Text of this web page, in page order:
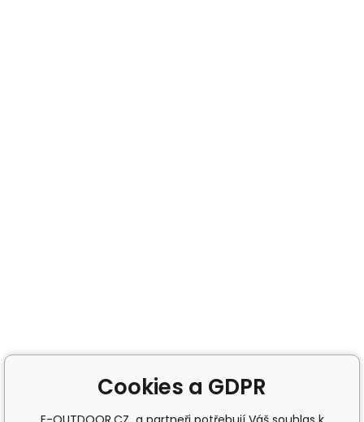
Cookies a GDPR